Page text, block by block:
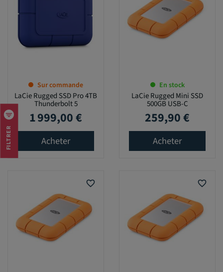
FILTRER
Sur commande
LaCie Rugged SSD Pro 4TB
Thunderbolt 5
Prix
1 999,00 €
Acheter
En stock
LaCie Rugged Mini SSD
500GB USB-C
Prix
259,90 €
Acheter
favorite_border favorite_border